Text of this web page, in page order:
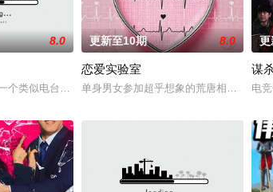
为备受瞩目的主厨，却多年未回到第一线当&quo
8.0
个类似电台的脱口秀谈话节目，主题是看得见的radio。每
更新至10期 8.0
恋爱实验室
单身男女参加超乎想象的荒唐相亲，从第
更
谋
电